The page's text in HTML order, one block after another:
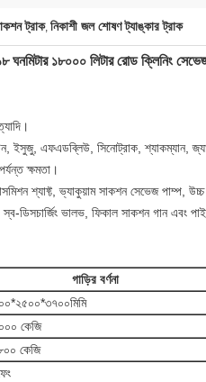
ট্রাক, নিকাশী জল শোষণ ট্যাঙ্কার ট্রাক
১৮০০০ লিটার রোড ক্লিনিং
ইসুজু, এফএডব্লিউ, সিনোট্রাক, শ্যাকম্যান,
ক্ষমতা।
শ্যাফ্ট, ভ্যাকুয়াম সাকশন সেভেজ পাম্প,
স্ব-ডিসচার্জিং ভালভ, ফিকাল সাকশন গান এবং
গাড়ির বর্ণনা
কেজি
কেজি